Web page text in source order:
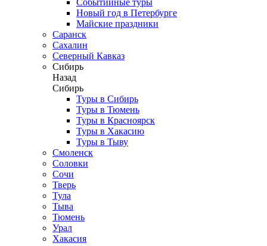
Событийные туры
Новый год в Петербурге
Майские праздники
Саранск
Сахалин
Северный Кавказ
Сибирь
Назад
Сибирь
Туры в Сибирь
Туры в Тюмень
Туры в Красноярск
Туры в Хакасию
Туры в Тыву
Смоленск
Соловки
Сочи
Тверь
Тула
Тыва
Тюмень
Урал
Хакасия